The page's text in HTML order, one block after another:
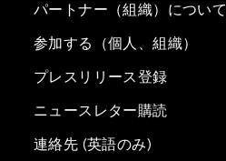
パートナー（組織）について
参加する（個人、組織）
プレスリリース登録
ニュースレター購読
連絡先 (英語のみ)